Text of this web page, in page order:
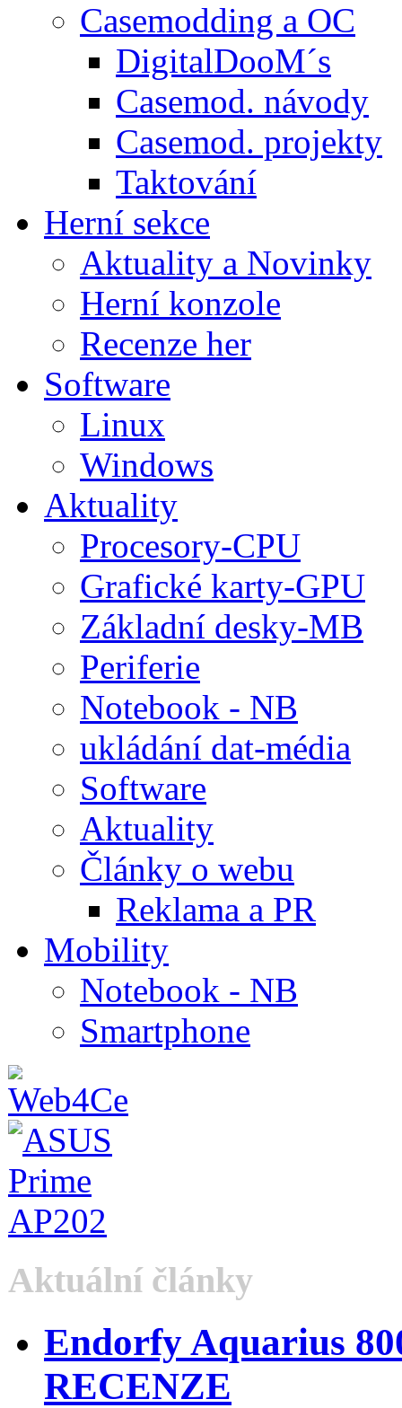
Casemodding a OC
DigitalDooM´s
Casemod. návody
Casemod. projekty
Taktování
Herní sekce
Aktuality a Novinky
Herní konzole
Recenze her
Software
Linux
Windows
Aktuality
Procesory-CPU
Grafické karty-GPU
Základní desky-MB
Periferie
Notebook - NB
ukládání dat-média
Software
Aktuality
Články o webu
Reklama a PR
Mobility
Notebook - NB
Smartphone
Aktuální články
Endorfy Aquarius
RECENZE